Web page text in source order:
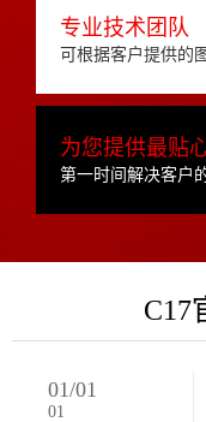
专业技术团队
可根据客户提供的
为您提供最贴
第一时间解决客户
C17
01/01
01